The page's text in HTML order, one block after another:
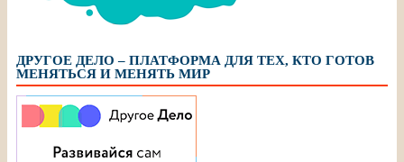
ДРУГОЕ ДЕЛО – ПЛАТФОРМА ДЛЯ ТЕХ, КТО ГОТОВ
МЕНЯТЬСЯ И МЕНЯТЬ МИР